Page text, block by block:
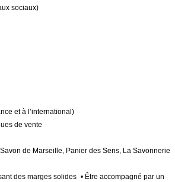
sociaux)
et à l’international)
de vente
de Marseille, Panier des Sens, La Savonnerie
des marges solides • Être accompagné par un